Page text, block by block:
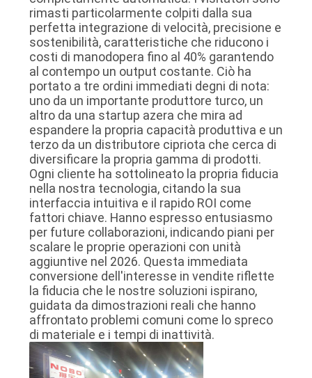
rimasti particolarmente colpiti dalla sua
perfetta integrazione di velocità, precisione e
sostenibilità, caratteristiche che riducono i
costi di manodopera fino al 40% garantendo
al contempo un output costante. Ciò ha
portato a tre ordini immediati degni di nota:
uno da un importante produttore turco, un
altro da una startup azera che mira ad
espandere la propria capacità produttiva e un
terzo da un distributore cipriota che cerca di
diversificare la propria gamma di prodotti.
Ogni cliente ha sottolineato la propria fiducia
nella nostra tecnologia, citando la sua
interfaccia intuitiva e il rapido ROI come
fattori chiave. Hanno espresso entusiasmo
per future collaborazioni, indicando piani per
scalare le proprie operazioni con unità
aggiuntive nel 2026. Questa immediata
conversione dell'interesse in vendite riflette
la fiducia che le nostre soluzioni ispirano,
guidata da dimostrazioni reali che hanno
affrontato problemi comuni come lo spreco
di materiale e i tempi di inattività.